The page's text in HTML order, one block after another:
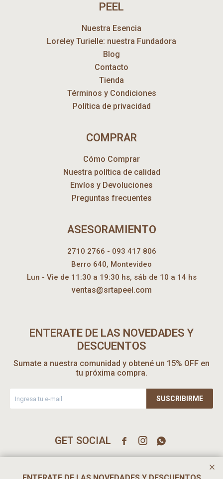
PEEL
Nuestra Esencia
Loreley Turielle: nuestra Fundadora
Blog
Contacto
Tienda
Términos y Condiciones
Política de privacidad
COMPRAR
Cómo Comprar
Nuestra política de calidad
Envíos y Devoluciones
Preguntas frecuentes
ASESORAMIENTO
2710 2766 - 093 417 806
Berro 640, Montevideo
Lun - Vie de 11:30 a 19:30 hs, sáb de 10 a 14 hs
ventas@srtapeel.com
ENTERATE DE LAS NOVEDADES Y
DESCUENTOS
Sumate a nuestra comunidad y obtené un 15% OFF en
tu próxima compra.
SUSCRIBIRME
  